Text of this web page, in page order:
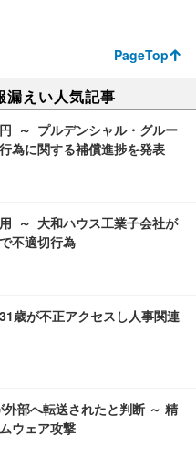
PageTop
漏えい人気記事
～ プルデンシャル・グルー
為に関する補償進捗を発表
～ 大和ハウス工業子会社が
不適切行為
歳が不正アクセスし人事関連
部へ転送されたと判断 ～ 精
ウェア攻撃